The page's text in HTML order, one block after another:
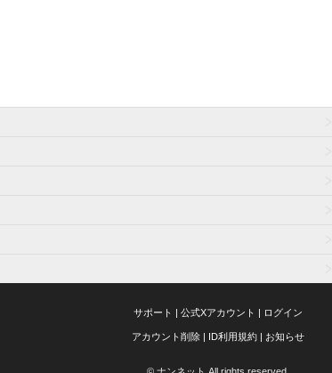
サポート | 公式Xアカウント | ログイン
アカウント削除 | ID利用規約 | お知らせ